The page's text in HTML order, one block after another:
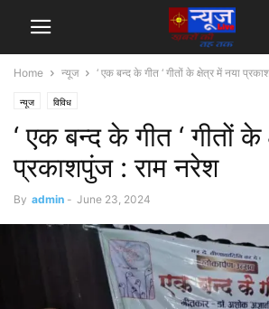
Home न्यूज ‘ एक बन्द के गीत ‘ गीतों के क्षेत्र में नया
न्यूज विविध
‘ एक बन्द के गीत ‘ गीतों के
प्रकाशपुंज : राम नरेश
By admin - June 23, 2024